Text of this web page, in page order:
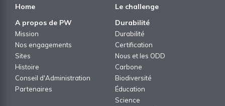
Home
Le challenge
A propos de PW
Mission
Nos engagements
Sites
Histoire
Conseil d'Administration
Partenaires
Durabilité
Durabilité
Certification
Nous et les ODD
Carbone
Biodiversité
Éducation
Science